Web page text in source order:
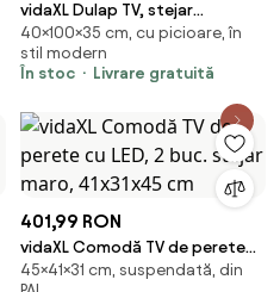
vidaXL Dulap TV, stejar
artizanal, 100x35x40 cm, lemn
prelucrat
40×100×35 cm, cu picioare, în
stil modern
În stoc
Livrare gratuită
401,99 RON
vidaXL Comodă TV de perete
cu LED, 2 buc. stejar maro,
45×41×31 cm, suspendată, din